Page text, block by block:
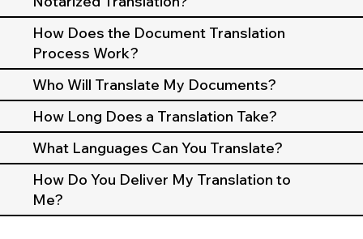
How Does the Document Translation
Process Work?
Who Will Translate My Documents?
How Long Does a Translation Take?
What Languages Can You Translate?
How Do You Deliver My Translation to
Me?